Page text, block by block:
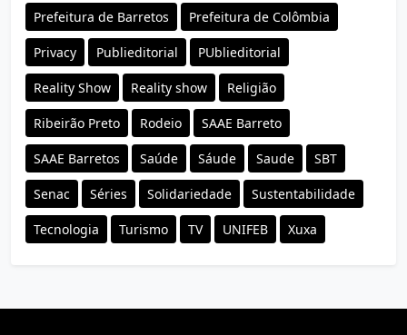
Prefeitura de Barretos Prefeitura de Colômbia
Privacy Publieditorial PUblieditorial
Reality Show Reality show Religião
Ribeirão Preto Rodeio SAAE Barreto
SAAE Barretos Saúde Sáude Saude SBT
Senac Séries Solidariedade Sustentabilidade
Tecnologia Turismo TV UNIFEB Xuxa